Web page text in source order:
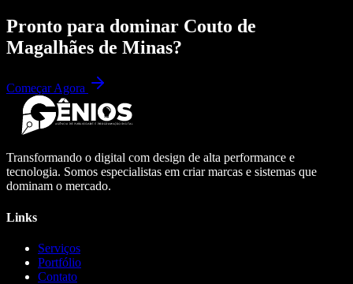
Pronto para dominar Couto de
Magalhães de Minas?
Começar Agora
Transformando o digital com design de alta performance e
tecnologia. Somos especialistas em criar marcas e sistemas que
dominam o mercado.
Links
Serviços
Portfólio
Contato